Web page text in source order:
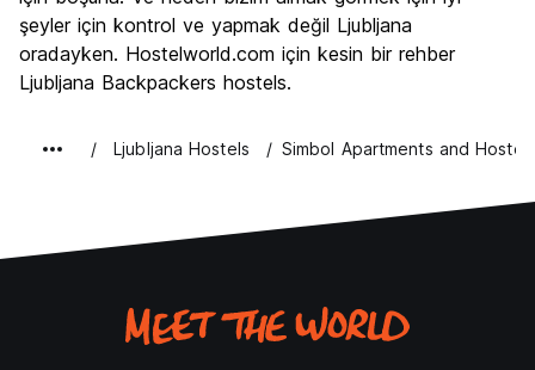
şeyler için kontrol ve yapmak değil Ljubljana
oradayken. Hostelworld.com için kesin bir rehber
Ljubljana Backpackers hostels.
Ljubljana Hostels Simbol Apartments and Hostel